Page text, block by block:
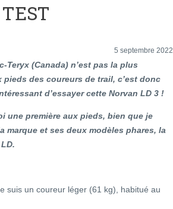
5 septembre 2022
Teryx (Canada) n’est pas la plus
pieds des coureurs de trail, c’est donc
d’essayer cette Norvan LD 3 !
une première aux pieds, bien que je
marque et ses deux modèles phares, la
suis un coureur léger (61 kg), habitué au